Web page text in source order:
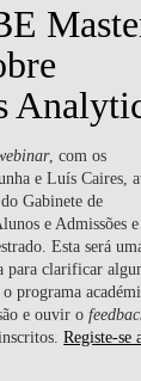
, com os
e Luís Caires,
Gabinete de
e Admissões
Esta será
para clarificar
o programa
e ouvir o
Registe-se